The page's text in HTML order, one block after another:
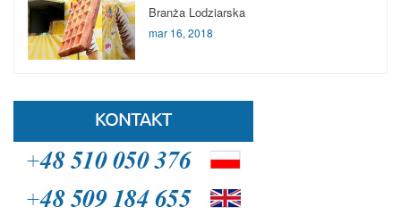
Branża Lodziarska
mar 16, 2018